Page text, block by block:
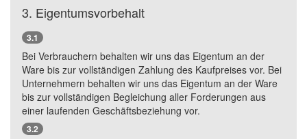
3. Eigentumsvorbehalt
3.1
Bei Verbrauchern behalten wir uns das Eigentum an der
Ware bis zur vollständigen Zahlung des Kaufpreises vor. Bei
Unternehmern behalten wir uns das Eigentum an der Ware
bis zur vollständigen Begleichung aller Forderungen aus
einer laufenden Geschäftsbeziehung vor.
3.2